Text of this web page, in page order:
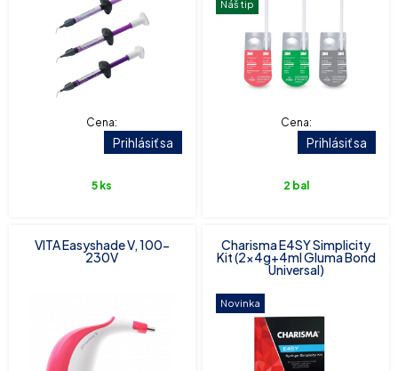
Cena:
Prihlásiť sa
5 ks
Náš tip
Cena:
Prihlásiť sa
2 bal
VITA Easyshade V, 100-
230V
Charisma E4SY Simplicity
Kit (2x4g+4ml Gluma Bond
Universal)
Novinka